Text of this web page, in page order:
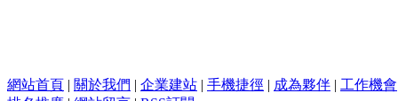
網站首頁 | 關於我們 | 企業建站 | 手機捷徑 | 成為夥伴 | 工作機會